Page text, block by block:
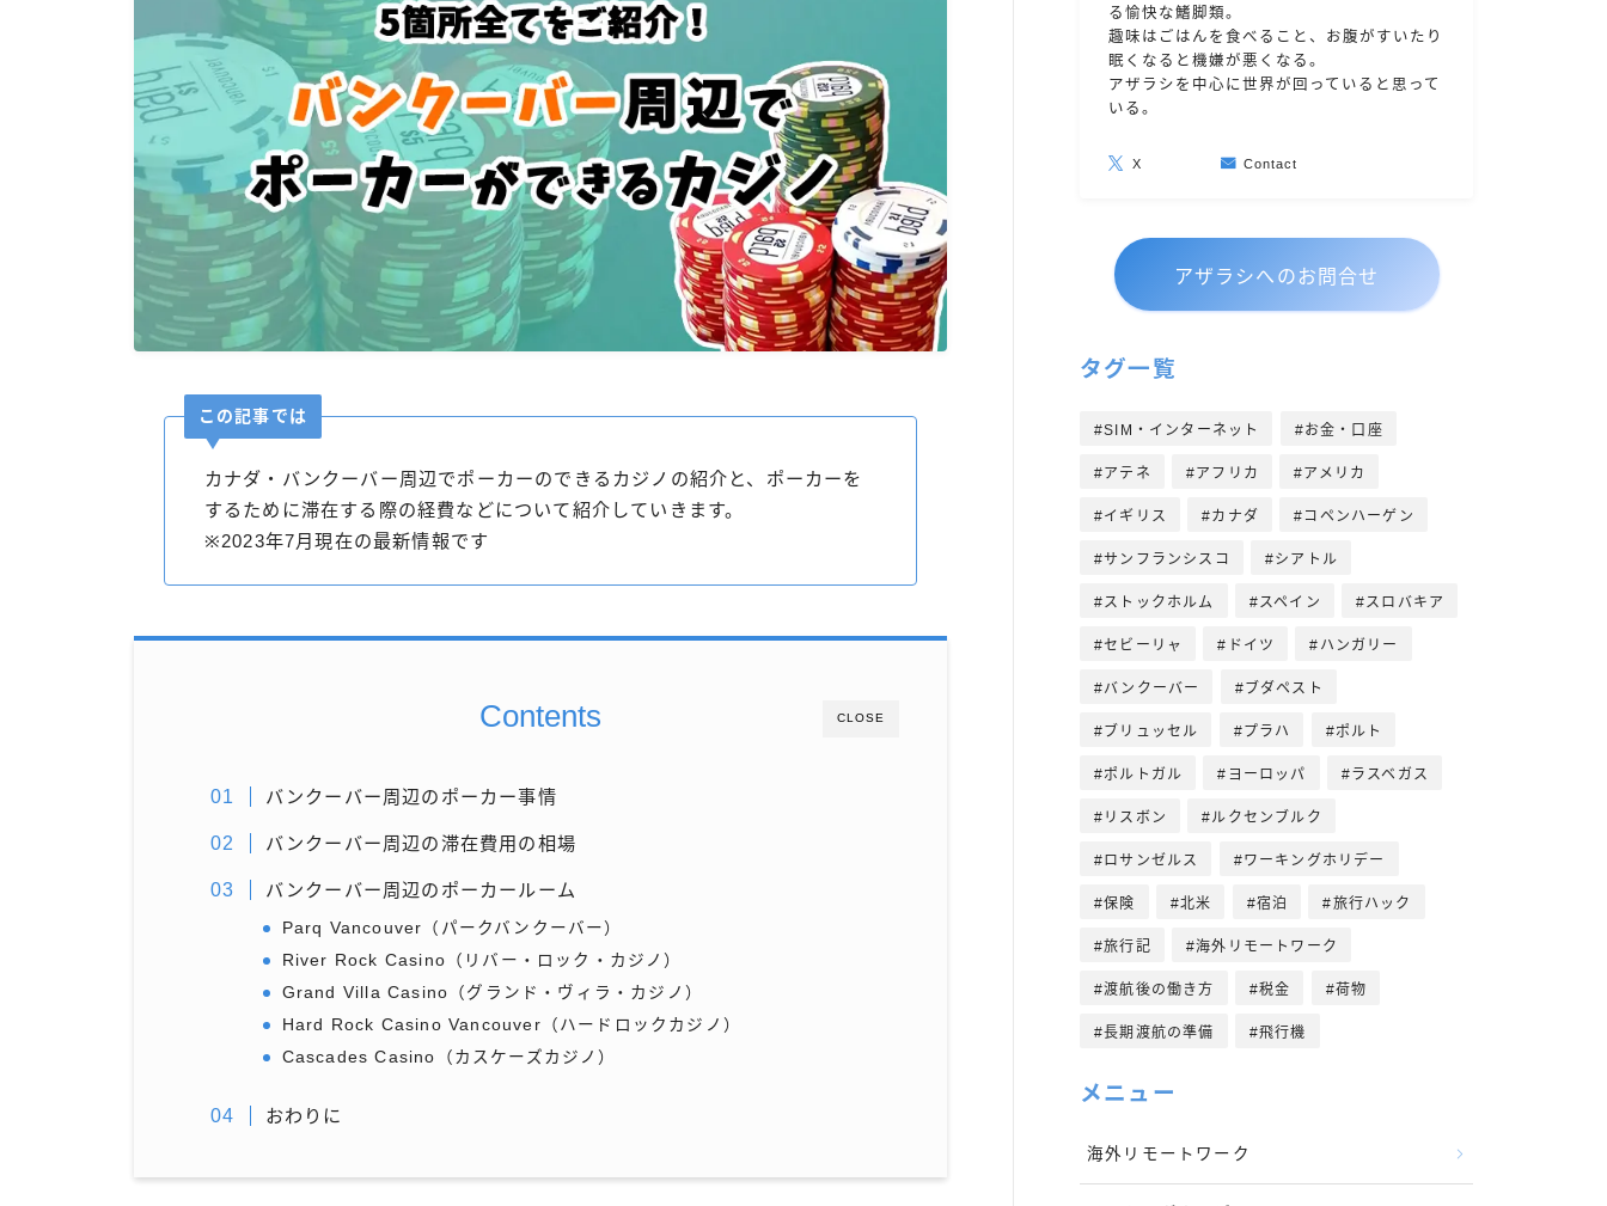
この記事では
カナダ・バンクーバー周辺でポーカーのできるカジノの紹介と、ポーカーを
するために滞在する際の経費などについて紹介していきます。
※2023年7月現在の最新情報です
CLOSE
Contents
バンクーバー周辺のポーカー事情
バンクーバー周辺の滞在費用の相場
バンクーバー周辺のポーカールーム
Parq Vancouver（パークバンクーバー）
River Rock Casino（リバー・ロック・カジノ）
Grand Villa Casino（グランド・ヴィラ・カジノ）
Hard Rock Casino Vancouver（ハードロックカジノ）
Cascades Casino（カスケーズカジノ）
おわりに
る愉快な鰭脚類。
趣味はごはんを食べること、お腹がすいたり
眠くなると機嫌が悪くなる。
アザラシを中心に世界が回っていると思って
いる。
X Contact
アザラシへのお問合せ
タグ一覧
SIM・インターネット お金・口座
アテネ アフリカ アメリカ
イギリス カナダ コペンハーゲン
サンフランシスコ シアトル
ストックホルム スペイン スロバキア
セビーリャ ドイツ ハンガリー
バンクーバー ブダペスト
ブリュッセル プラハ ポルト
ポルトガル ヨーロッパ ラスベガス
リスボン ルクセンブルク
ロサンゼルス ワーキングホリデー
保険 北米 宿泊 旅行ハック
旅行記 海外リモートワーク
渡航後の働き方 税金 荷物
長期渡航の準備 飛行機
メニュー
海外リモートワーク